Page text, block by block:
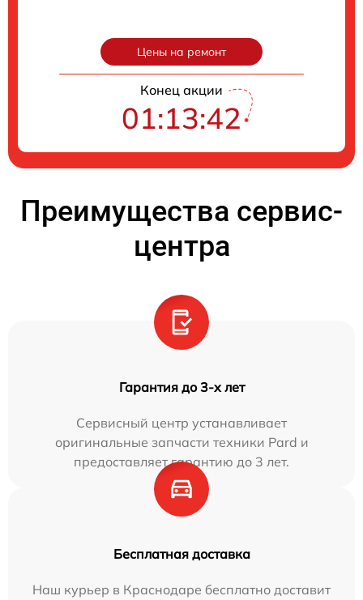
Цены на ремонт
Конец акции
01:13:42
Преимущества сервис-
центра
Гарантия до 3-х лет
Сервисный центр устанавливает
оригинальные запчасти техники Pard и
предоставляет гарантию до 3 лет.
Бесплатная доставка
Наш курьер в Краснодаре бесплатно доставит